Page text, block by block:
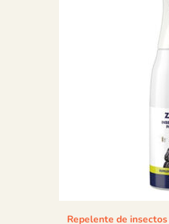
Repelente de